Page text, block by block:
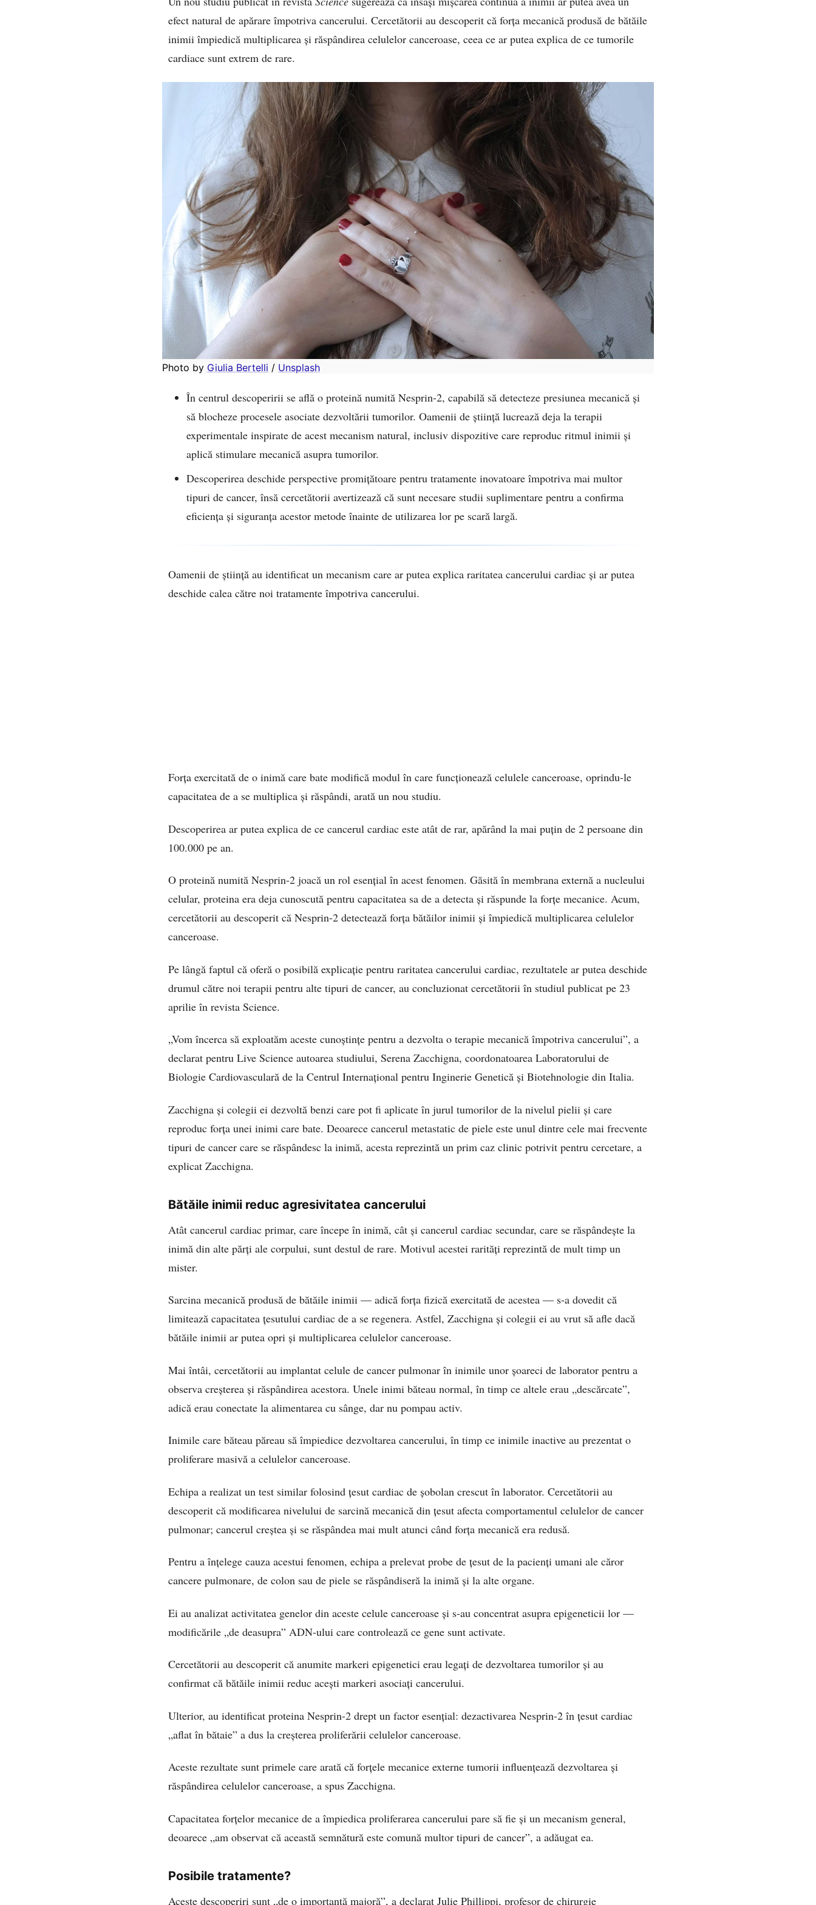
efect natural de apărare împotriva cancerului. Cercetătorii au descoperit că forța mecanică produsă de bătăile
inimii împiedică multiplicarea și răspândirea celulelor canceroase, ceea ce ar putea explica de ce tumorile
cardiace sunt extrem de rare.
Photo by Giulia Bertelli / Unsplash
În centrul descoperirii se află o proteină numită Nesprin-2, capabilă să detecteze presiunea mecanică și
să blocheze procesele asociate dezvoltării tumorilor. Oamenii de știință lucrează deja la terapii
experimentale inspirate de acest mecanism natural, inclusiv dispozitive care reproduc ritmul inimii și
aplică stimulare mecanică asupra tumorilor.
Descoperirea deschide perspective promițătoare pentru tratamente inovatoare împotriva mai multor
tipuri de cancer, însă cercetătorii avertizează că sunt necesare studii suplimentare pentru a confirma
eficiența și siguranța acestor metode înainte de utilizarea lor pe scară largă.
Oamenii de știință au identificat un mecanism care ar putea explica raritatea cancerului cardiac și ar putea
deschide calea către noi tratamente împotriva cancerului.
Forța exercitată de o inimă care bate modifică modul în care funcționează celulele canceroase, oprindu-le
capacitatea de a se multiplica și răspândi, arată un nou studiu.
Descoperirea ar putea explica de ce cancerul cardiac este atât de rar, apărând la mai puțin de 2 persoane din
100.000 pe an.
O proteină numită Nesprin-2 joacă un rol esențial în acest fenomen. Găsită în membrana externă a nucleului
celular, proteina era deja cunoscută pentru capacitatea sa de a detecta și răspunde la forțe mecanice. Acum,
cercetătorii au descoperit că Nesprin-2 detectează forța bătăilor inimii și împiedică multiplicarea celulelor
canceroase.
Pe lângă faptul că oferă o posibilă explicație pentru raritatea cancerului cardiac, rezultatele ar putea deschide
drumul către noi terapii pentru alte tipuri de cancer, au concluzionat cercetătorii în studiul publicat pe 23
aprilie în revista Science.
„Vom încerca să exploatăm aceste cunoștințe pentru a dezvolta o terapie mecanică împotriva cancerului”, a
declarat pentru Live Science autoarea studiului, Serena Zacchigna, coordonatoarea Laboratorului de
Biologie Cardiovasculară de la Centrul Internațional pentru Inginerie Genetică și Biotehnologie din Italia.
Zacchigna și colegii ei dezvoltă benzi care pot fi aplicate în jurul tumorilor de la nivelul pielii și care
reproduc forța unei inimi care bate. Deoarece cancerul metastatic de piele este unul dintre cele mai frecvente
tipuri de cancer care se răspândesc la inimă, acesta reprezintă un prim caz clinic potrivit pentru cercetare, a
explicat Zacchigna.
Bătăile inimii reduc agresivitatea cancerului
Atât cancerul cardiac primar, care începe în inimă, cât și cancerul cardiac secundar, care se răspândește la
inimă din alte părți ale corpului, sunt destul de rare. Motivul acestei rarități reprezintă de mult timp un
mister.
Sarcina mecanică produsă de bătăile inimii — adică forța fizică exercitată de acestea — s-a dovedit că
limitează capacitatea țesutului cardiac de a se regenera. Astfel, Zacchigna și colegii ei au vrut să afle dacă
bătăile inimii ar putea opri și multiplicarea celulelor canceroase.
Mai întâi, cercetătorii au implantat celule de cancer pulmonar în inimile unor șoareci de laborator pentru a
observa creșterea și răspândirea acestora. Unele inimi băteau normal, în timp ce altele erau „descărcate”,
adică erau conectate la alimentarea cu sânge, dar nu pompau activ.
Inimile care băteau păreau să împiedice dezvoltarea cancerului, în timp ce inimile inactive au prezentat o
proliferare masivă a celulelor canceroase.
Echipa a realizat un test similar folosind țesut cardiac de șobolan crescut în laborator. Cercetătorii au
descoperit că modificarea nivelului de sarcină mecanică din țesut afecta comportamentul celulelor de cancer
pulmonar; cancerul creștea și se răspândea mai mult atunci când forța mecanică era redusă.
Pentru a înțelege cauza acestui fenomen, echipa a prelevat probe de țesut de la pacienți umani ale căror
cancere pulmonare, de colon sau de piele se răspândiseră la inimă și la alte organe.
Ei au analizat activitatea genelor din aceste celule canceroase și s-au concentrat asupra epigeneticii lor —
modificările „de deasupra” ADN-ului care controlează ce gene sunt activate.
Cercetătorii au descoperit că anumite markeri epigenetici erau legați de dezvoltarea tumorilor și au
confirmat că bătăile inimii reduc acești markeri asociați cancerului.
Ulterior, au identificat proteina Nesprin-2 drept un factor esențial: dezactivarea Nesprin-2 în țesut cardiac
„aflat în bătaie” a dus la creșterea proliferării celulelor canceroase.
Aceste rezultate sunt primele care arată că forțele mecanice externe tumorii influențează dezvoltarea și
răspândirea celulelor canceroase, a spus Zacchigna.
Capacitatea forțelor mecanice de a împiedica proliferarea cancerului pare să fie și un mecanism general,
deoarece „am observat că această semnătură este comună multor tipuri de cancer”, a adăugat ea.
Posibile tratamente?
Aceste descoperiri sunt „de o importanță majoră”, a declarat Julie Phillippi, profesor de chirurgie